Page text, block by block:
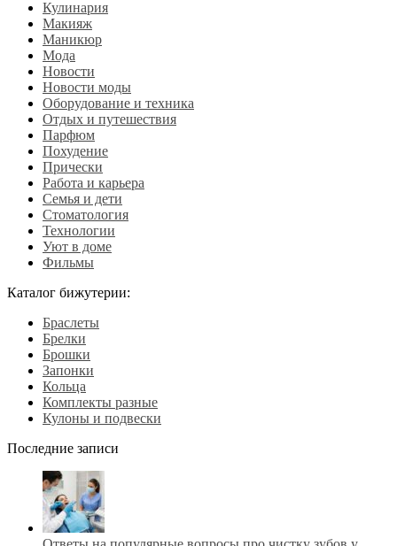
Кулинария
Макияж
Маникюр
Мода
Новости
Новости моды
Оборудование и техника
Отдых и путешествия
Парфюм
Похудение
Прически
Работа и карьера
Семья и дети
Стоматология
Технологии
Уют в доме
Фильмы
Каталог бижутерии:
Браслеты
Брелки
Брошки
Запонки
Кольца
Комплекты разные
Кулоны и подвески
Последние записи